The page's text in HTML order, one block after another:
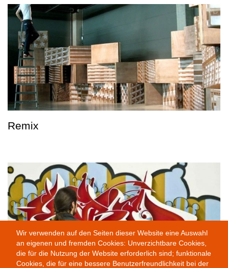
Remix
Wir verwenden auf den Seiten dieser Website eine Auswahl
an eigenen und fremden Cookies: Unverzichtbare Cookies,
die für die Nutzung der Website erforderlich sind; funktionale
Cookies, die für eine bessere Benutzerfreundlichkeit bei der